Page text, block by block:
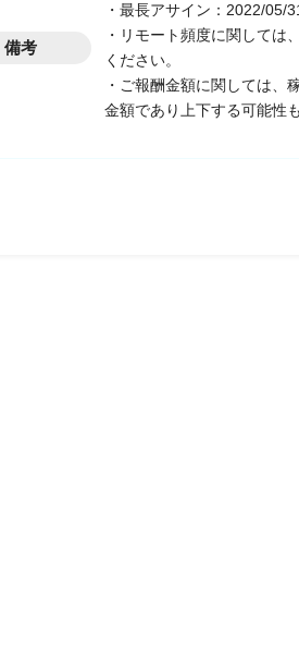
備考
・最長アサイン：2022/05/
・リモート頻度に関しては
ください。
・ご報酬金額に関しては、
金額であり上下する可能性